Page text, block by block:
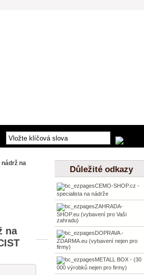
na
na
Důležité odkazy
CEMO-SHOP.cz -
specialista na nádrže
ZAHRADA-
SHOP.eu (vybavení pro Vaši
zahradu)
DOPRAVA -
ZDARMA.eu (vybavení nejen pro
firmy)
METALL BOX - (30
000 výrobků nejen pro firmy)